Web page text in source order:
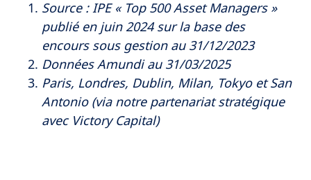
Source : IPE « Top 500 Asset Managers »
publié en juin 2024 sur la base des
encours sous gestion au 31/12/2023
Données Amundi au 31/03/2025
Paris, Londres, Dublin, Milan, Tokyo et San
Antonio (via notre partenariat stratégique
avec Victory Capital)